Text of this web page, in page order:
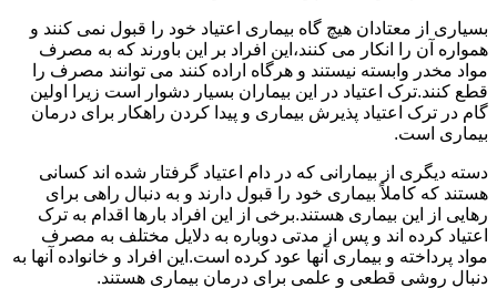
بسیاری از معتادان هیچ گاه بیماری اعتیاد خود را قبول نمی کنند و
همواره آن را انکار می کنند،این افراد بر این باورند که به مصرف
مواد مخدر وابسته نیستند و هرگاه اراده کنند می توانند مصرف را
قطع کنند.ترک اعتیاد در این بیماران بسیار دشوار است زیرا اولین
گام در ترک اعتیاد پذیرش بیماری و پیدا کردن راهکار برای درمان
بیماری است.
دسته دیگری از بیمارانی که در دام اعتیاد گرفتار شده اند کسانی
هستند که کاملاً بیماری خود را قبول دارند و به دنبال راهی برای
رهایی از این بیماری هستند.برخی از این افراد بارها اقدام به ترک
اعتیاد کرده اند و پس از مدتی دوباره به دلایل مختلف به مصرف
مواد پرداخته و بیماری آنها عود کرده است.این افراد و خانواده آنها به
دنبال روشی قطعی و علمی برای درمان بیماری هستند.